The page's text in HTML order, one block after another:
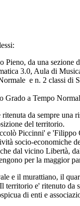
da una
3.0, Aula di
e n. 2 classi di
a Tempo
da sempre una
del territorio.
Piccinni' e
socio-economiche
dal vicino Libertà,
per la maggior
e il murattiano, il
e' ritenuto
di enti e